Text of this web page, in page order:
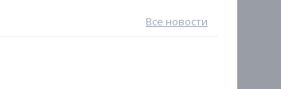
Все новости